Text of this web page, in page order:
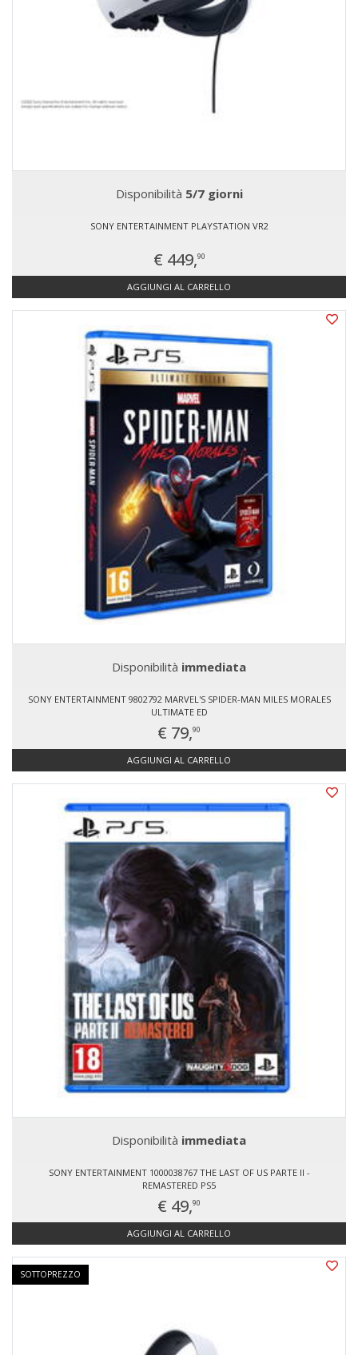
Disponibilità 5/7 giorni
SONY ENTERTAINMENT PLAYSTATION VR2
€ 449,90
AGGIUNGI AL CARRELLO
Disponibilità immediata
SONY ENTERTAINMENT 9802792 MARVEL'S SPIDER-MAN MILES MORALES
ULTIMATE ED
€ 79,90
AGGIUNGI AL CARRELLO
Disponibilità immediata
SONY ENTERTAINMENT 1000038767 THE LAST OF US PARTE II -
REMASTERED PS5
€ 49,90
AGGIUNGI AL CARRELLO
SOTTOPREZZO